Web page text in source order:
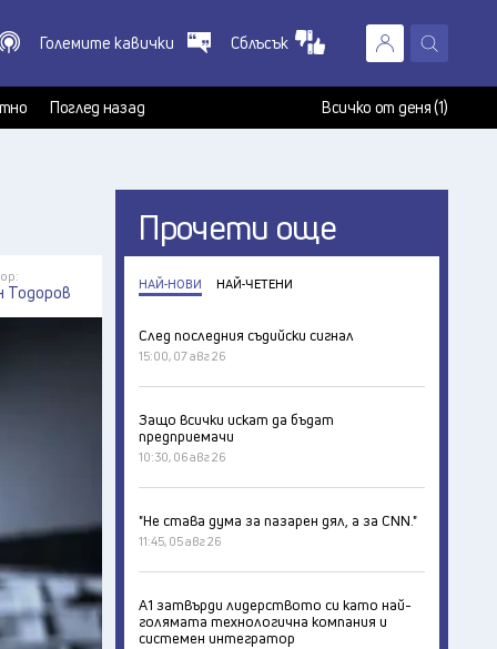
X
Големите кавички Сблъсък
Поглед назад Всичко от деня (1)
Тодоров
Прочети още
НАЙ-НОВИ НАЙ-ЧЕТЕНИ
След последния съдийски сигнал
15:00, 07 авг 26
Защо всички искат да бъдат
предприемачи
10:30, 06 авг 26
"Не става дума за пазарен дял, а за CNN."
11:45, 05 авг 26
А1 затвърди лидерството си като най-
голямата технологична компания и
системен интегратор